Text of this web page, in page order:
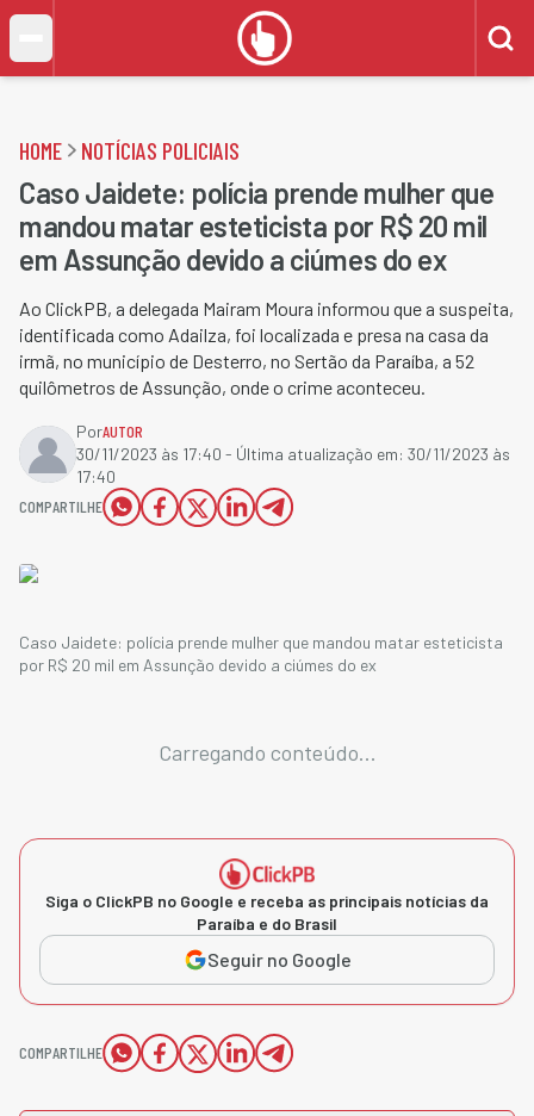
HOME NOTÍCIAS POLICIAIS
Caso Jaidete: polícia prende mulher que
mandou matar esteticista por R$ 20 mil
em Assunção devido a ciúmes do ex
Ao ClickPB, a delegada Mairam Moura informou que a suspeita,
identificada como Adailza, foi localizada e presa na casa da
irmã, no município de Desterro, no Sertão da Paraíba, a 52
quilômetros de Assunção, onde o crime aconteceu.
PorAUTOR
30/11/2023 às 17:40 - Última atualização em: 30/11/2023 às
17:40
COMPARTILHE
Caso Jaidete: polícia prende mulher que mandou matar esteticista
por R$ 20 mil em Assunção devido a ciúmes do ex
Carregando conteúdo...
Siga o ClickPB no Google e receba as principais notícias da
Paraíba e do Brasil
Seguir no Google
COMPARTILHE